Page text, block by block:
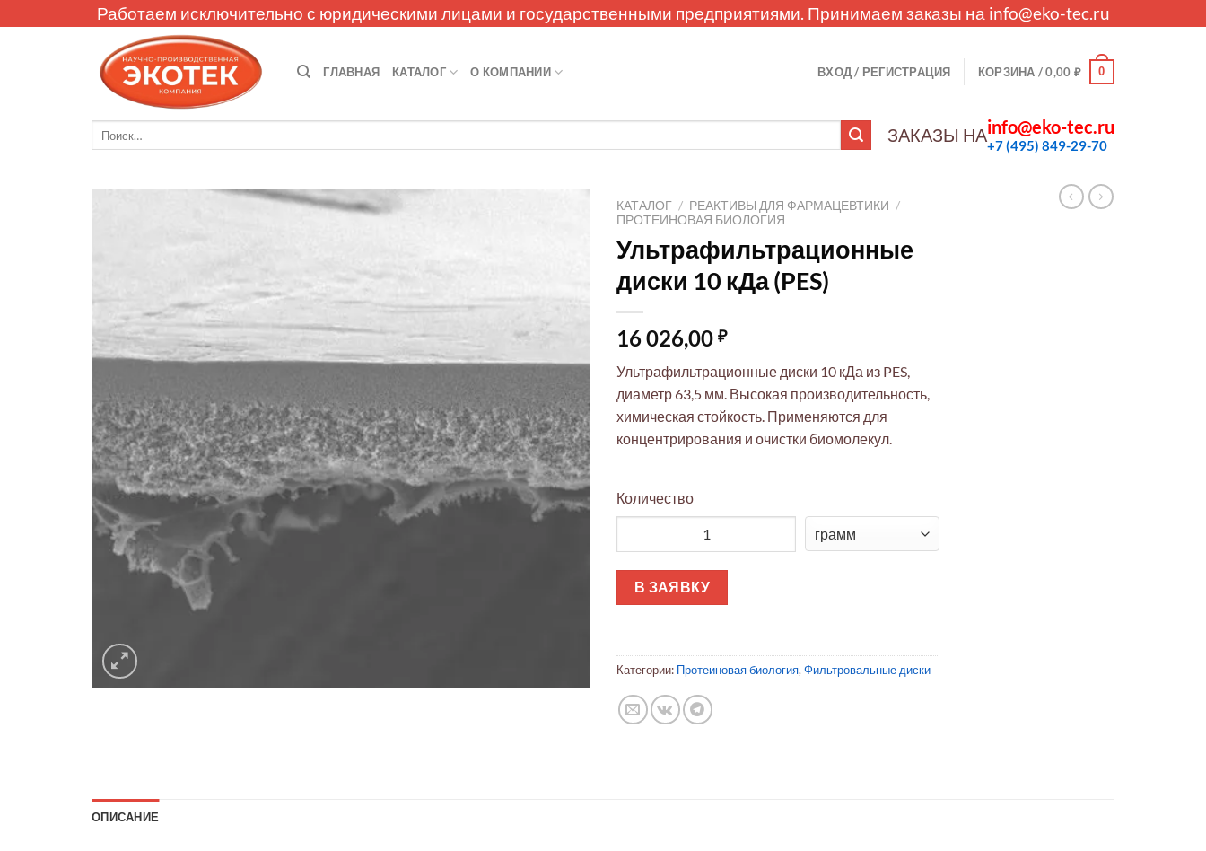
to
Работаем исключительно с юридическими лицами и государственными предприятиями. Принимаем заказы на info@eko-tec.ru
ГЛАВНАЯ КАТАЛОГ О КОМПАНИИ ВХОД / РЕГИСТРАЦИЯ КОРЗИНА /0,00 ₽ 0
ЗАКАЗЫ НАinfo@eko-tec.ru
+7 (495) 849-29-70
КАТАЛОГ / РЕАКТИВЫ ДЛЯ ФАРМАЦЕВТИКИ /
ПРОТЕИНОВАЯ БИОЛОГИЯ
Ультрафильтрационные
диски 10 кДа (PES)
16 026,00 ₽
Ультрафильтрационные диски 10 кДа из PES,
диаметр 63,5 мм. Высокая производительность,
химическая стойкость. Применяются для
концентрирования и очистки биомолекул.
Количество
В ЗАЯВКУ
Категории: Протеиновая биология, Фильтровальные диски
ОПИСАНИЕ